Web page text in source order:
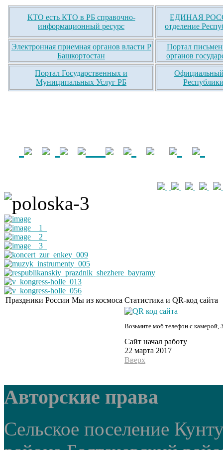
КТО есть КТО в РБ справочно-
информационный ресурс
ЕДИНАЯ
отделение
Электронная приемная органов власти Р
Башкортостан
Портал
органов
Портал Государственных и
Муниципальных Услуг РБ
Официальный
Праздники России Мы из космоса Статистика и QR-код сайта
Возьмите моб телефон с камерой,
Сайт начал работу
22 марта 2017
Вверх
Авторские права
Сельское поселение